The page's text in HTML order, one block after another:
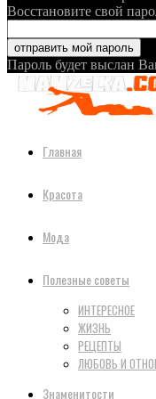
Восстановите свой
Пароль будет выслан
Главная
Красота
Мода
Полезные советы
ИНТЕРЕСНОЕ
ЖИЗНЬ
РЕЦЕПТЫ
ЛЮБОВЬ И
Знаменитости